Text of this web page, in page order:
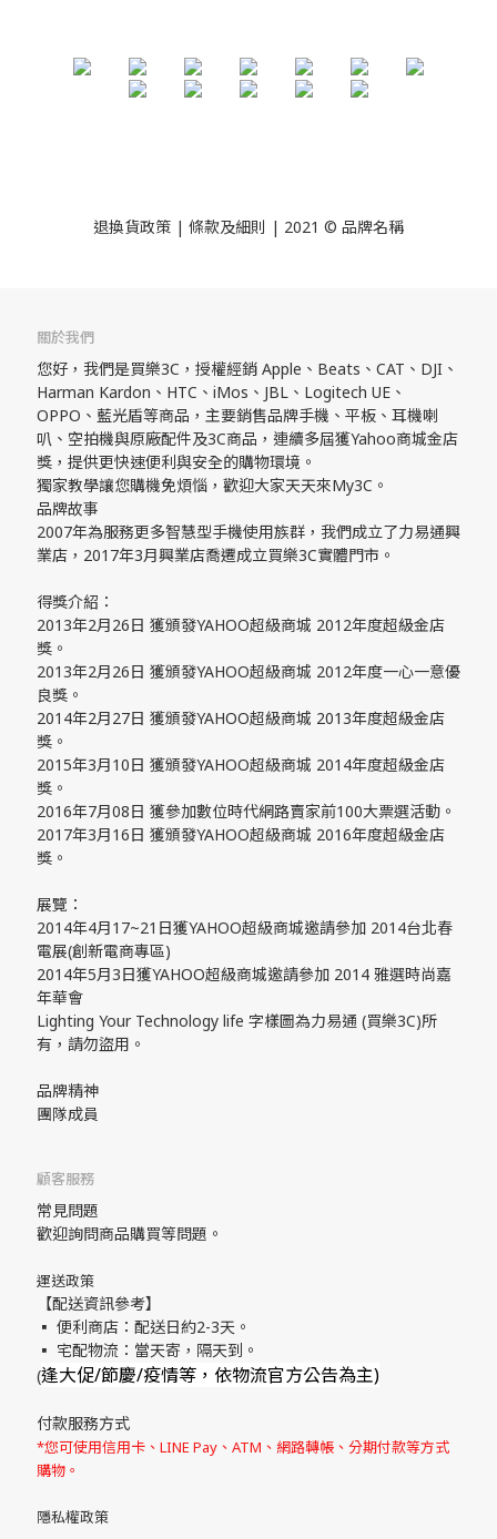
退換貨政策 | 條款及細則 | 2021 © 品牌名稱
關於我們
您好，我們是買樂3C，授權經銷 Apple、Beats、CAT、DJI、
Harman Kardon、HTC、iMos、JBL、Logitech UE、
OPPO、藍光盾等商品，主要銷售品牌手機、平板、耳機喇
叭、空拍機與原廠配件及3C商品，連續多屆獲Yahoo商城金店
獎，提供更快速便利與安全的購物環境。
獨家教學讓您購機免煩惱，歡迎大家天天來My3C。
品牌故事
2007年為服務更多智慧型手機使用族群，我們成立了力易通興
業店，2017年3月興業店喬遷成立買樂3C實體門市。
得獎介紹：
2013年2月26日 獲頒發YAHOO超級商城 2012年度超級金店
獎。
2013年2月26日 獲頒發YAHOO超級商城 2012年度一心一意優
良獎。
2014年2月27日 獲頒發YAHOO超級商城 2013年度超級金店
獎。
2015年3月10日 獲頒發YAHOO超級商城 2014年度超級金店
獎。
2016年7月08日 獲參加數位時代網路賣家前100大票選活動。
2017年3月16日 獲頒發YAHOO超級商城 2016年度超級金店
獎。
展覽：
2014年4月17~21日獲YAHOO超級商城邀請參加 2014台北春
電展(創新電商專區)
2014年5月3日獲YAHOO超級商城邀請參加 2014 雅選時尚嘉
年華會
Lighting Your Technology life 字樣圖為力易通 (買樂3C)所
有，請勿盜用。
品牌精神
團隊成員
顧客服務
常見問題
歡迎詢問商品購買等問題。
運送政策
【配送資訊參考】
▪ 便利商店：配送日約2-3天。
▪ 宅配物流：當天寄，隔天到。
(逢大促/節慶/疫情等，依物流官方公告為主)
付款服務方式
*您可使用信用卡、LINE Pay、ATM、網路轉帳、分期付款等方式
購物。
隱私權政策